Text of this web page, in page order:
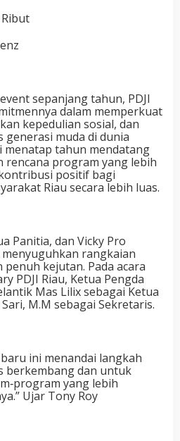
sepanjang tahun, PDJI
dalam memperkuat
kepedulian sosial, dan
muda di dunia
menatap tahun mendatang
rencana program yang lebih
positif bagi
Riau secara lebih luas.
Panitia, dan Vicky Pro
rangkaian
kejutan. Pada acara
PDJI Riau, Ketua Pengda
Mas Lilix sebagai Ketua
M.M sebagai Sekretaris.
ini menandai langkah
berkembang dan untuk
yang lebih
Ujar Tony Roy